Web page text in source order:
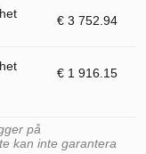
€ 3 752.94
€ 1 916.15
på
kan inte garantera